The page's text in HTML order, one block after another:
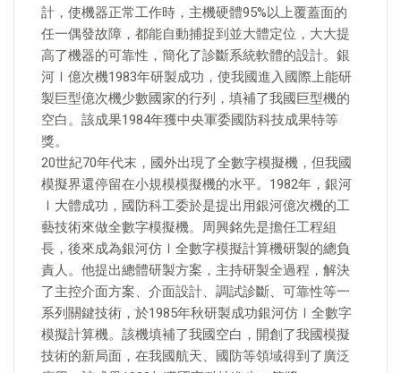
計，使機器正常工作時，主機硬體95%以上覆蓋面的
任一偶發故障，都能自動捕捉到並大體定位，大大提
高了機器的可靠性，簡化了診斷系統軟體的設計。銀
河Ⅰ億次機1983年研製成功，使我國進入國際上能研
製巨型億次機少數國家的行列，填補了我國巨型機的
空白。該成果1984年獲中央軍委國防科技成果特等
獎。
20世紀70年代末，國外出現了全數字模擬機，但我國
模擬界還停留在小規模模擬機的水平。1982年，銀河
Ⅰ大體成功，國防科工委於是提出用銀河億次機的工
藝技術來做全數字模擬機。周興銘先是擔任工程組
長，後來成為銀河仿Ⅰ全數字模擬計算機研製的總負
責人。他提出總體研製方案，主持研製全過程，解決
了主控介面方案、介面設計、調試診斷、可靠性等一
系列關鍵技術，於1985年秋研製成功銀河仿Ⅰ全數字
模擬計算機。該機填補了我國空白，開創了我國模擬
技術的新局面，在我國航天、國防等領域得到了廣泛